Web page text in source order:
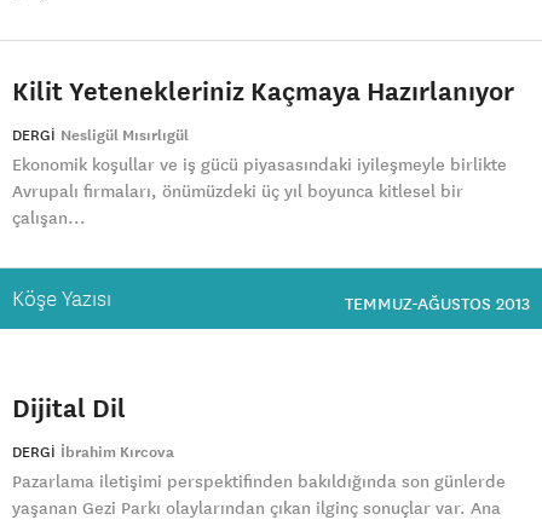
Kilit Yetenekleriniz Kaçmaya Hazırlanıyor
DERGI Nesligül Mısırlıgül
Ekonomik koşullar ve iş gücü piyasasındaki iyileşmeyle birlikte
Avrupalı firmaları, önümüzdeki üç yıl boyunca kitlesel bir
çalışan...
Köşe Yazısı TEMMUZ-AĞUSTOS 2013
Dijital Dil
DERGI İbrahim Kırcova
Pazarlama iletişimi perspektifinden bakıldığında son günlerde
yaşanan Gezi Parkı olaylarından çıkan ilginç sonuçlar var. Ana